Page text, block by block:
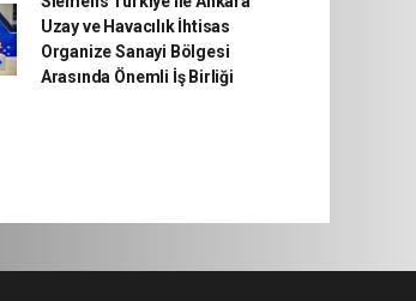
Uzay ve Havacılık İhtisas
Organize Sanayi Bölgesi
Arasında Önemli İş Birliği